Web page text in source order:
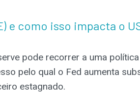
e como isso impacta o
pode recorrer a uma
pelo qual o Fed aumenta
estagnado.